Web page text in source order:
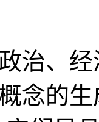
治、
念的